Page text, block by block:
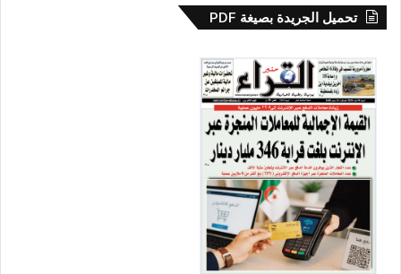
تحميل الجريدة بصيغة PDF